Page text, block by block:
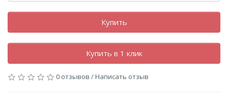
Купить
Купить в 1 клик
0 отзывов /Написать отзыв